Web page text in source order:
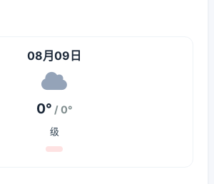
08月09日
0° / 0°
级